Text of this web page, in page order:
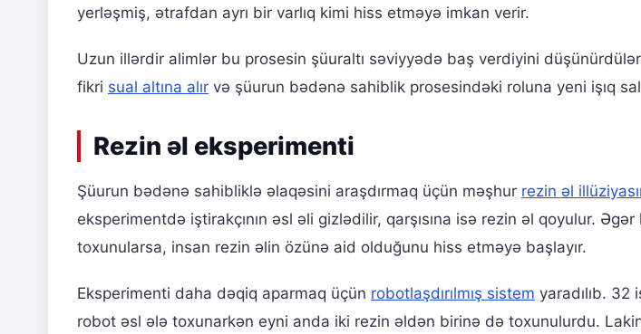
yerləşmiş, ətrafdan ayrı bir varlıq kimi hiss etməyə imkan verir.
Uzun illərdir alimlər bu prosesin şüuraltı səviyyədə baş verdiyini
fikri sual altına alır və şüurun bədənə sahiblik prosesindəki roluna yeni işıq
Rezin əl eksperimenti
Şüurun bədənə sahibliklə əlaqəsini araşdırmaq üçün məşhur rezin əl
eksperimentdə iştirakçının əsl əli gizlədilir, qarşısına isə rezin əl qoyulur.
toxunularsa, insan rezin əlin özünə aid olduğunu hiss etməyə başlayır.
Eksperimenti daha dəqiq aparmaq üçün robotlaşdırılmış sistem yaradılıb. 32
robot əsl ələ toxunarkən eyni anda iki rezin əldən birinə də toxunulurdu.